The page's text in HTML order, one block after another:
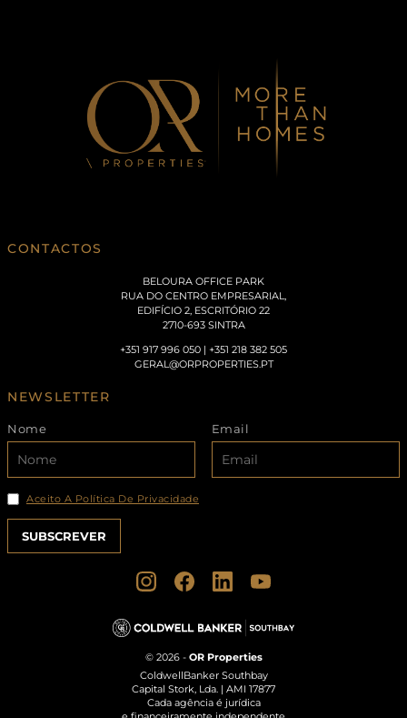
CONTACTOS
BELOURA OFFICE PARK
RUA DO CENTRO EMPRESARIAL,
EDIFÍCIO 2, ESCRITÓRIO 22
2710-693 SINTRA
+351 917 996 050 | +351 218 382 505
GERAL@ORPROPERTIES.PT
NEWSLETTER
Nome Email
Aceito A Política De Privacidade
© 2026 - OR Properties
ColdwellBanker Southbay
Capital Stork, Lda. | AMI 17877
Cada agência é jurídica